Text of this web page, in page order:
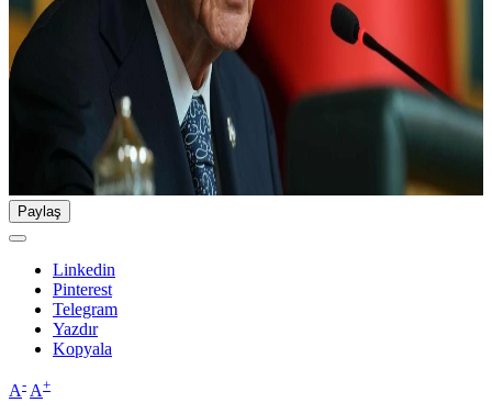
Paylaş
Linkedin
Pinterest
Telegram
Yazdır
Kopyala
A- A+